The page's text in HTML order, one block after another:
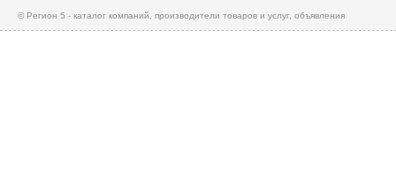
© Регион 5 - каталог компаний, производители товаров и услуг, объявления